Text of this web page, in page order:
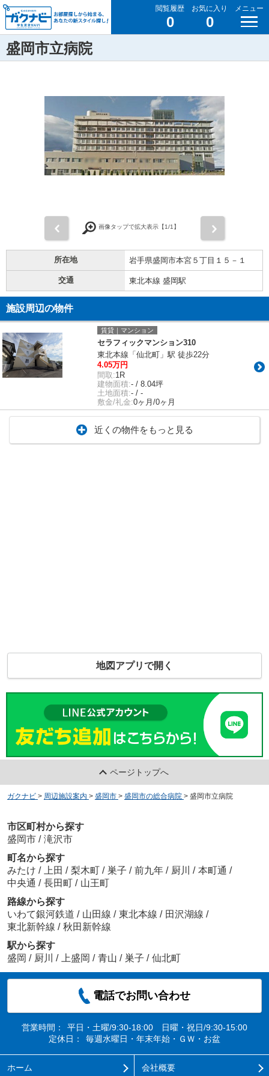
閲覧履歴
0
お気に入り
0
メニュー
盛岡市立病院
画像タップで拡大表示【1/1】
所在地 岩手県盛岡市本宮５丁目１５－１
交通 東北本線 盛岡駅
施設周辺の物件
賃貸｜マンション
セラフィックマンション310
東北本線「仙北町」駅 徒歩22分
4.05万円
間取:1R
建物面積:- / 8.04坪
土地面積:- / -
敷金/礼金:0ヶ月/0ヶ月
近くの物件をもっと見る
地図アプリで開く
ページトップへ
ガクナビ > 周辺施設案内 > 盛岡市 > 盛岡市の総合病院 > 盛岡市立病院
市区町村から探す
盛岡市 / 滝沢市
町名から探す
みたけ / 上田 / 梨木町 / 巣子 / 前九年 / 厨川 / 本町通 /
中央通 / 長田町 / 山王町
路線から探す
いわて銀河鉄道 / 山田線 / 東北本線 / 田沢湖線 /
東北新幹線 / 秋田新幹線
駅から探す
盛岡 / 厨川 / 上盛岡 / 青山 / 巣子 / 仙北町
電話でお問い合わせ
営業時間：
平日・土曜/9:30-18:00 日曜・祝日/9:30-15:00
定休日：
毎週水曜日・年末年始・ＧＷ・お盆
ホーム 会社概要